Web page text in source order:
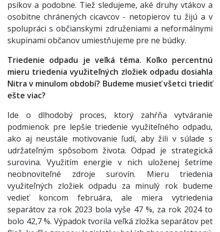
psíkov a podobne. Tiež sledujeme, aké druhy vtákov a
osobitne chránených cicavcov - netopierov tu žijú a v
spolupráci s občianskymi združeniami a neformálnymi
skupinami občanov umiestňujeme pre ne búdky.
Triedenie odpadu je veľká téma. Koľko percentnú
mieru triedenia využiteľných zložiek odpadu dosiahla
Nitra v minulom období? Budeme musieť všetci triediť
ešte viac?
Ide o dlhodobý proces, ktorý zahŕňa vytváranie
podmienok pre lepšie triedenie využiteľného odpadu,
ako aj neustále motivovanie ľudí, aby žili v súlade s
udržateľným spôsobom života. Odpad je strategická
surovina. Využitím energie v nich uloženej šetríme
neobnoviteľné zdroje surovín. Mieru triedenia
využiteľných zložiek odpadu za minulý rok budeme
vedieť koncom februára, ale miera vytriedenia
separátov za rok 2023 bola vyše 47 %, za rok 2024 to
bolo 42,7 %. Výpadok tvorila veľká zložka separátov pet